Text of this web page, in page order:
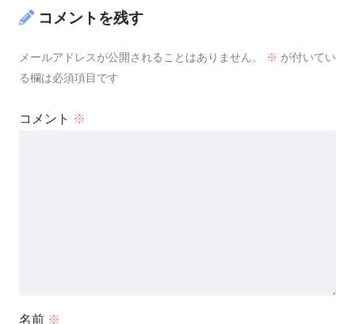
コメントを残す
メールアドレスが公開されることはありません。 ※ が付いてい
る欄は必須項目です
コメント ※
名前 ※